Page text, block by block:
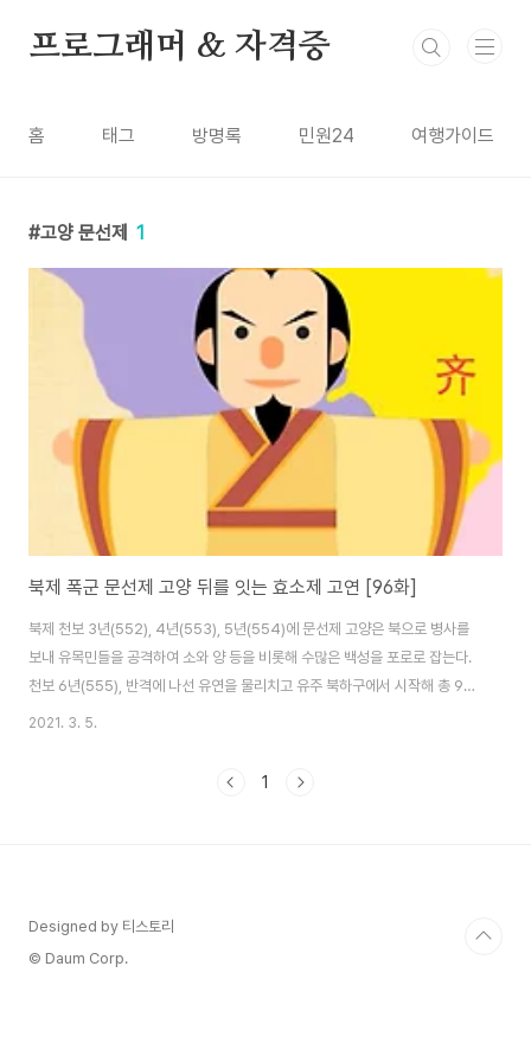
프로그래머 & 자격증
홈 태그 방명록 민원24 여행가이드
고양 문선제 1
북제 폭군 문선제 고양 뒤를 잇는 효소제 고연 [96화]
북제 천보 3년(552), 4년(553), 5년(554)에 문선제 고양은 북으로 병사를
보내 유목민들을 공격하여 소와 양 등을 비롯해 수많은 백성을 포로로 잡는다.
천보 6년(555), 반격에 나선 유연을 물리치고 유주 북하구에서 시작해 총 9백
여 리에 달하는 거대한 장성을 축조한다. 이후 고양은 공업을 자긍한 나머지 음
하던 그 유연이 맞음) 어리석은 황제 북제 문선제 고양 벌거벗은 채 사방을 돌
2021. 3. 5.
1
Designed by 티스토리
© Daum Corp.